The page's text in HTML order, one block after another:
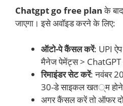
Chatgpt go free planके
जाएगा। इसे अवॉइड करने के लिए:
ऑटो-पे कैंसल करें: UPI
मैनेज पेमेंट्स > ChatGPT
रिमाइंडर सेट करें: नवंबर
30-डे साइकल खत्म होने
अगर कैंसल करें तो ऑफर